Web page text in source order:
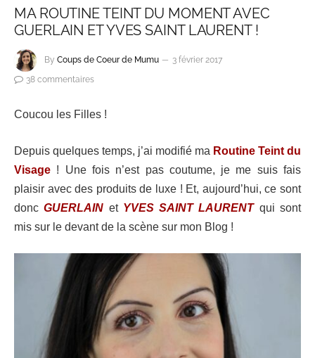
MA ROUTINE TEINT DU MOMENT AVEC
GUERLAIN ET YVES SAINT LAURENT !
By Coups de Coeur de Mumu
3 février 2017
38 commentaires
Coucou les Filles !
Depuis quelques temps, j’ai modifié ma Routine Teint du
Visage ! Une fois n’est pas coutume, je me suis fais
plaisir avec des produits de luxe ! Et, aujourd’hui, ce sont
doncGUERLAIN et YVES SAINT LAURENTqui sont
mis sur le devant de la scène sur mon Blog !